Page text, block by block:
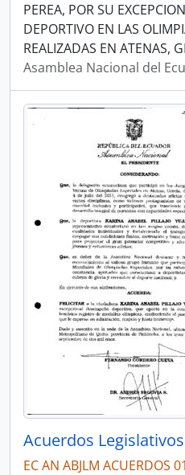
PEREA, POR SU
DEPORTIVO EN LAS
REALIZADAS EN ATENAS,
Asamblea Nacional del
Acuerdos Legislativos
EC AN ABJLM ACUERDOS